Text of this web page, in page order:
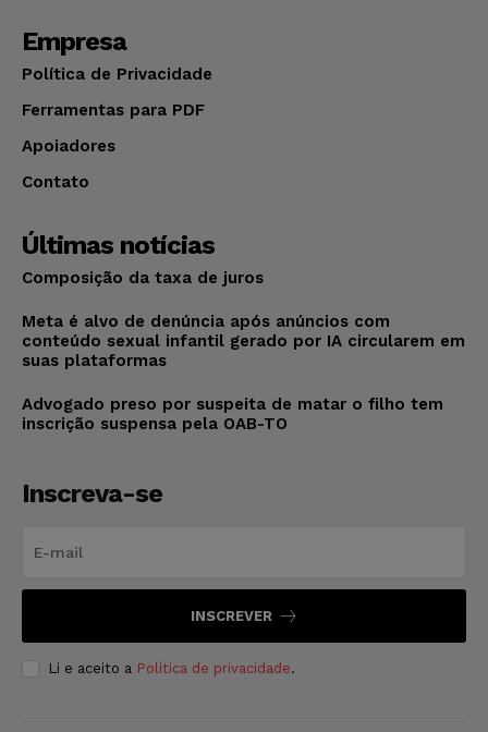
Empresa
Política de Privacidade
Ferramentas para PDF
Apoiadores
Contato
Últimas notícias
Composição da taxa de juros
Meta é alvo de denúncia após anúncios com
conteúdo sexual infantil gerado por IA circularem em
suas plataformas
Advogado preso por suspeita de matar o filho tem
inscrição suspensa pela OAB-TO
Inscreva-se
INSCREVER
Li e aceito a Política de privacidade.